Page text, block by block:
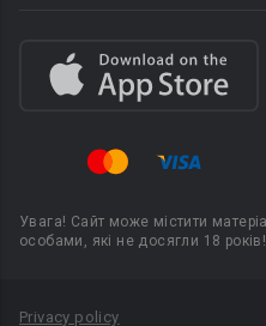
Увага! Сайт може містити
особами, які не досягли 18 років!
Privacy policy